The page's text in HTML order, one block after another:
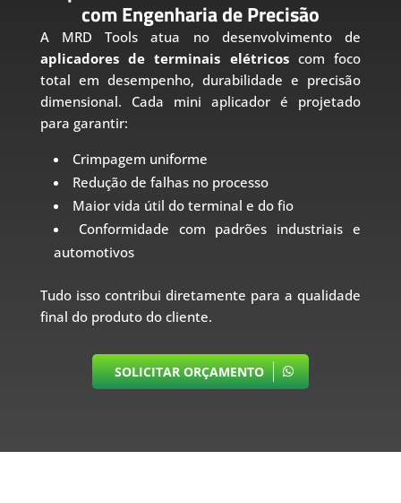
com Engenharia de Precisão
A MRD Tools atua no desenvolvimento de
aplicadores de terminais elétricoscom foco
total em desempenho, durabilidade e precisão
dimensional. Cada mini aplicador é projetado
para garantir:
Crimpagem uniforme
Redução de falhas no processo
Maior vida útil do terminal e do fio
Conformidade com padrões industriais e
automotivos
Tudo isso contribui diretamente para a qualidade
final do produto do cliente.
SOLICITAR ORÇAMENTO